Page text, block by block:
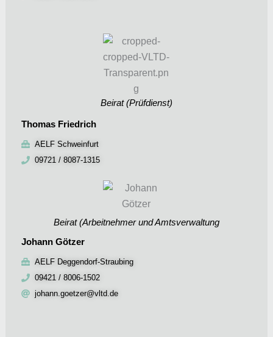
Beirat (Prüfdienst)
Thomas Friedrich
AELF Schweinfurt
09721 / 8087-1315
Beirat (Arbeitnehmer und Amtsverwaltung
Johann Götzer
AELF Deggendorf-Straubing
09421 / 8006-1502
johann.goetzer@vltd.de